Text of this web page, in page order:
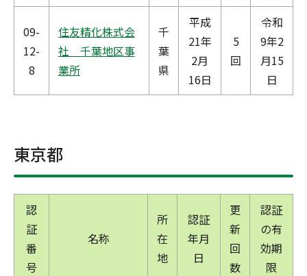
09-
12-
8
住友精化株式会
社 千葉地区事
業所
千
葉
県
平成
21年
2月
16日
5
回
令和
9年2
月15
日
東京都
認
証
番
号
名称
所
在
地
認証
年月
日
更
新
回
数
認証
の有
効期
限